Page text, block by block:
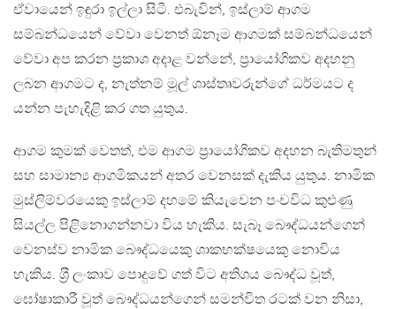
ඒවායෙන් ඉඳුරා ඉල්ලා සිටී. එබැවින්, ඉස්ලාම් ආගම
සම්බන්ධයෙන් වේවා වෙනත් ඕනෑම ආගමක් සම්බන්ධයෙන්
වේවා අප කරන ප‍්‍රකාශ අදාළ වන්නේ, ප‍්‍රායෝගිකව අදහනු
ලබන ආගමට ද, නැත්නම් මූල් ශාස්තෘවරුන්ගේ ධර්මයට ද
යන්න පැහැදිළි කර ගත යුතුය.
ආගම කුමක් වෙතත්, එම ආගම ප‍්‍රායෝගිකව අදහන බැතිමතුන්
සහ සාමාන්‍ය ආගමිකයන් අතර වෙනසක් දැකිය යුතුය. නාමික
මුස්ලිම්වරයෙකු ඉස්ලාම් දහමේ කියැවෙන පංචවිධ කුළුණු
සියල්ල පිළිනොගන්නවා විය හැකිය. සැබෑ බෞද්ධයන්ගෙන්
වෙනස්ව නාමික බෞද්ධයෙකු ශාකභක්ෂයෙකු නොවිය
හැකිය. ශ‍්‍රී ලංකාව පොදුවේ ගත් විට අතිශය බෞද්ධ වූත්,
ඝෝෂාකාරී වූත් බෞද්ධයන්ගෙන් සමන්විත රටක් වන නිසා,